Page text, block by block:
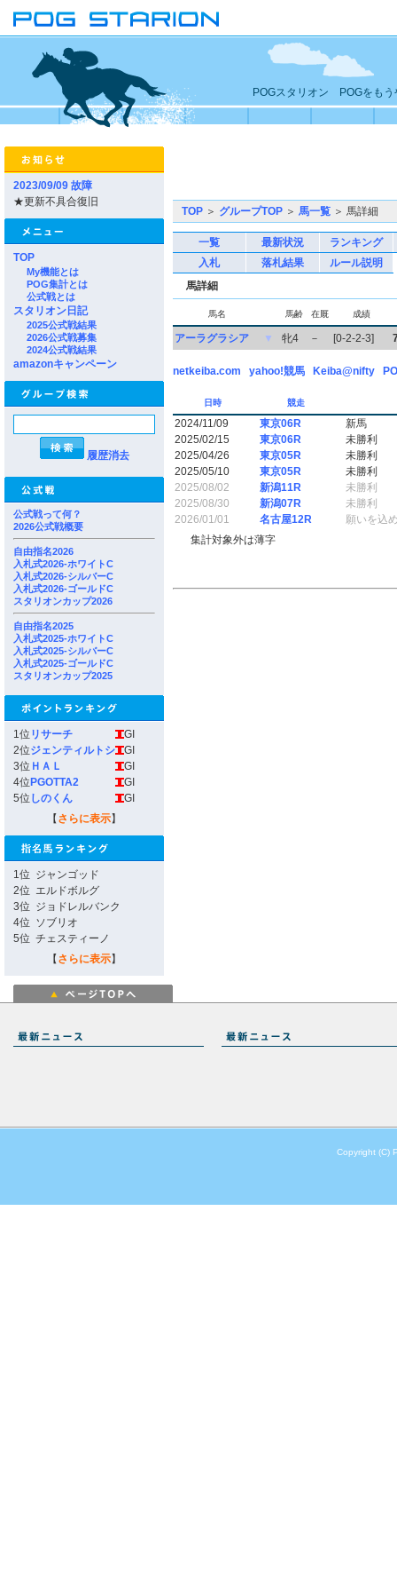
POGスタリオン POGをもう
2023/09/09 故障
★更新不具合復旧
TOP
My機能とは
POG集計とは
公式戦とは
スタリオン日記
2025公式戦結果
2026公式戦募集
2024公式戦結果
amazonキャンペーン
履歴消去
公式戦って何？
2026公式戦概要
自由指名2026
入札式2026-ホワイトC
入札式2026-シルバーC
入札式2026-ゴールドC
スタリオンカップ2026
自由指名2025
入札式2025-ホワイトC
入札式2025-シルバーC
入札式2025-ゴールドC
スタリオンカップ2025
1位 リサーチ
GI
2位ジェンティルトシ
GI
3位 ＨＡＬ
GI
4位 PGOTTA2
GI
5位 しのくん
GI
【 さらに表示】
1位 ジャンゴッド
2位 エルドボルグ
3位 ジョドレルバンク
4位 ソブリオ
5位 チェスティーノ
【 さらに表示】
TOP ＞ グループTOP ＞ 馬一覧 ＞ 馬詳細
一覧 最新状況
ランキング
入札
落札結果
ルール説明
馬詳細
馬名 馬齢 在厩 成績
アーラグラシア ▼ 牝4 － [0-2-2-3]
netkeiba.com yahoo!競馬 Keiba@nifty
日時 競走
2024/11/09 東京06R
新馬
2025/02/15
東京06R
未勝利
2025/04/26
東京05R
未勝利
2025/05/10
東京05R
未勝利
2025/08/02
新潟11R
未勝利
2025/08/30
新潟07R
未勝利
2026/01/01
名古屋12R
願いを込
集計対象外は薄字
Copyright (C)